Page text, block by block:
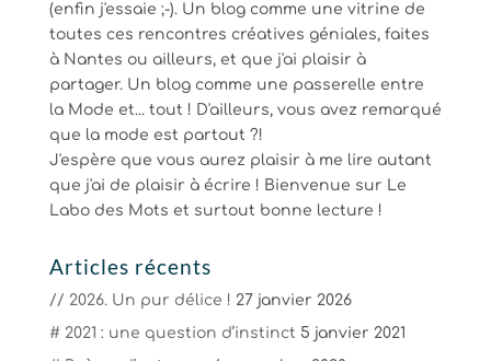
(enfin j'essaie ;-). Un blog comme une vitrine de
toutes ces rencontres créatives géniales, faites
à Nantes ou ailleurs, et que j'ai plaisir à
partager. Un blog comme une passerelle entre
la Mode et... tout ! D'ailleurs, vous avez remarqué
que la mode est partout ?!
J'espère que vous aurez plaisir à me lire autant
que j'ai de plaisir à écrire ! Bienvenue sur Le
Labo des Mots et surtout bonne lecture !
Articles récents
// 2026. Un pur délice ! 27 janvier 2026
# 2021 : une question d’instinct 5 janvier 2021